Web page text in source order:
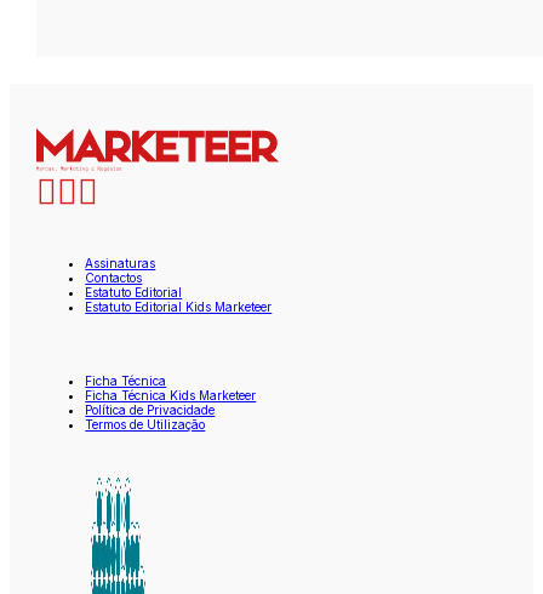
Assinaturas
Contactos
Estatuto Editorial
Estatuto Editorial Kids Marketeer
Ficha Técnica
Ficha Técnica Kids Marketeer
Política de Privacidade
Termos de Utilização